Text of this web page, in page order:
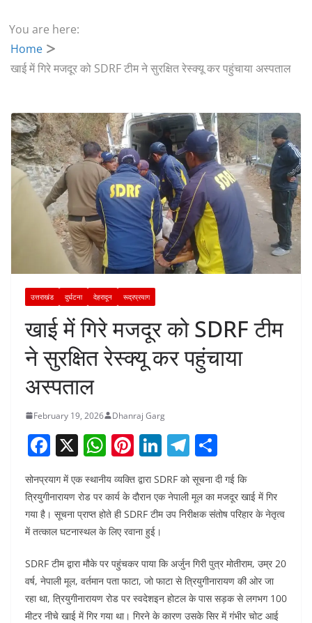
You are here:
Home
खाई में गिरे मजदूर को SDRF टीम ने सुरक्षित रेस्क्यू कर पहुंचाया अस्पताल
उत्तराखंड दुर्घटना देहरादून रूद्रप्रयाग
खाई में गिरे मजदूर को SDRF टीम
ने सुरक्षित रेस्क्यू कर पहुंचाया
अस्पताल
February 19, 2026 Dhanraj Garg
F
c
e
b
o
o
k
X W
at
s
A
p
p
Pi
er
e
st
Li
k
e
n
T
e
gr
m
h
ar
e
सोनप्रयाग में एक स्थानीय व्यक्ति द्वारा SDRF को सूचना दी गई कि
त्रियुगीनारायण रोड पर कार्य के दौरान एक नेपाली मूल का मजदूर खाई में गिर
गया है। सूचना प्राप्त होते ही SDRF टीम उप निरीक्षक संतोष परिहार के नेतृत्व
में तत्काल घटनास्थल के लिए रवाना हुई।
SDRF टीम द्वारा मौके पर पहुंचकर पाया कि अर्जुन गिरी पुत्र मोतीराम, उम्र 20
वर्ष, नेपाली मूल, वर्तमान पता फाटा, जो फाटा से त्रियुगीनारायण की ओर जा
रहा था, त्रियुगीनारायण रोड पर स्वदेशइन होटल के पास सड़क से लगभग 100
मीटर नीचे खाई में गिर गया था। गिरने के कारण उसके सिर में गंभीर चोट आई